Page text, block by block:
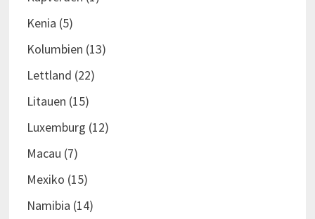
Kenia (5)
Kolumbien (13)
Lettland (22)
Litauen (15)
Luxemburg (12)
Macau (7)
Mexiko (15)
Namibia (14)